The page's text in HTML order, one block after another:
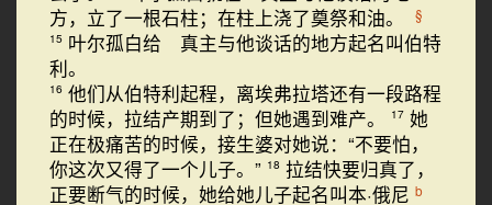
方，立了一根石柱；在柱上浇了奠祭和油。
§
15 叶尔孤白给 真主与他谈话的地方起名叫伯特
利。
16 他们从伯特利起程，离埃弗拉塔还有一段路程
的时候，拉结产期到了；但她遇到难产。
17 她
正在极痛苦的时候，接生婆对她说：“不要怕，
你这次又得了一个儿子。” 18 拉结快要归真了，
正要断气的时候，她给她儿子起名叫本·俄尼 b